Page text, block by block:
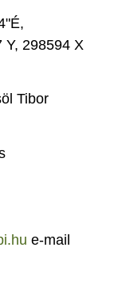
Y, 298594 X
Tibor
e-mail